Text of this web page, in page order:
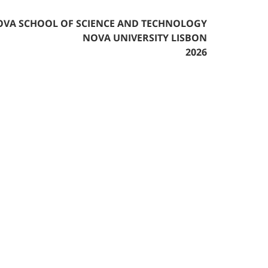
SCHOOL OF SCIENCE AND TECHNOLOGY
NOVA UNIVERSITY LISBON
2026